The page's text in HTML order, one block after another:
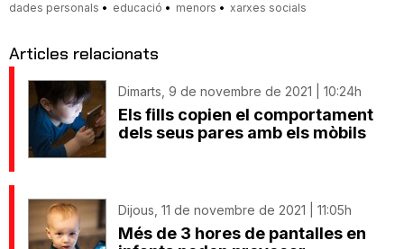
dades personals educació menors xarxes socials
Articles relacionats
Dimarts, 9 de novembre de 2021 | 10:24h
Els fills copien el comportament
dels seus pares amb els mòbils
Dijous, 11 de novembre de 2021 | 11:05h
Més de 3 hores de pantalles en